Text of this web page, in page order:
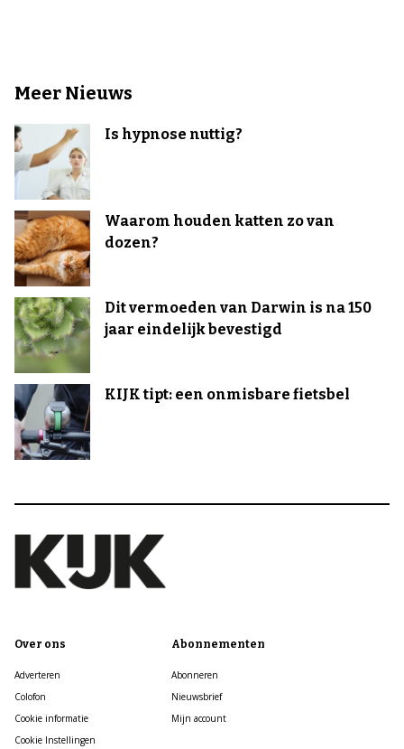
Meer Nieuws
Is hypnose nuttig?
Waarom houden katten zo van
dozen?
Dit vermoeden van Darwin is na 150
jaar eindelijk bevestigd
KIJK tipt: een onmisbare fietsbel
Over ons
Adverteren
Colofon
Cookie informatie
Cookie Instellingen
Abonnementen
Abonneren
Nieuwsbrief
Mijn account